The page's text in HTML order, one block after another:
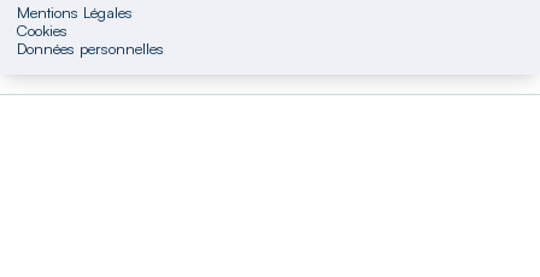
Mentions Légales
Cookies
Données personnelles